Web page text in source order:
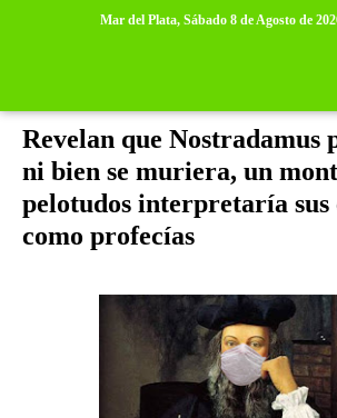
Mar del Plata, Sábado 8 de Agosto de
Revelan que Nostradamus
ni bien se muriera, un
pelotudos interpretaría sus
como profecías